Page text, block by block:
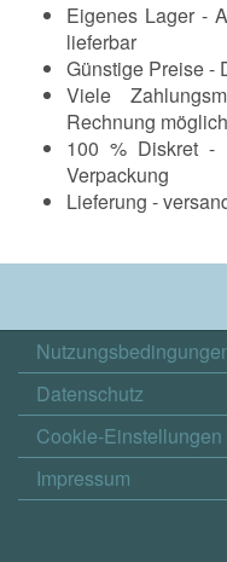
Eigenes Lager -
lieferbar
Günstige Preise -
Viele
Rechnung möglich
100 % Diskret -
Verpackung
Lieferung -
Datenschutz
Cookie-Einstellungen
Impressum